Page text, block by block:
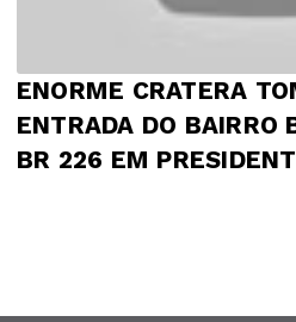
ENORME CRATERA
ENTRADA DO BAIRRO
BR 226 EM